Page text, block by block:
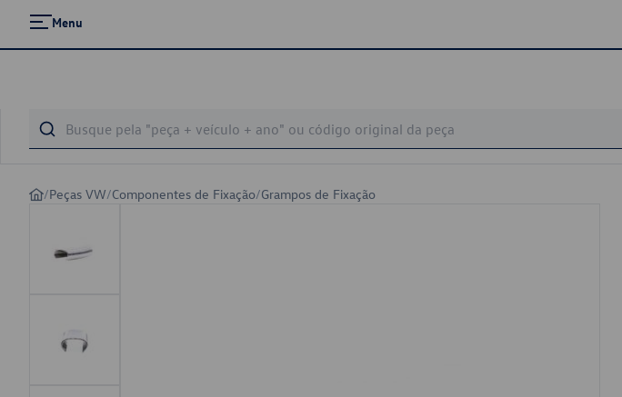
Menu
/Peças VW/Componentes de Fixação/Grampos de Fixação